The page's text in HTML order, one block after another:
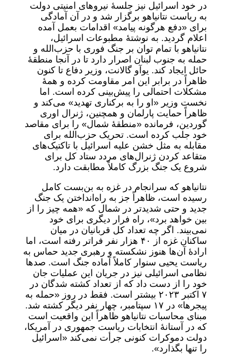
در خود اسرائیل نیز جلسۀ نیروهای امنیتی دولت
به ریاست نتانیاهو برگزار شد و در آن آمادگی
برای «دفع هرگونه پیامد» اقدامات بعمل آمده
اعلام گردید. به نوشتۀ مطبوعات اسرائیل،
نتانیاهو با تمام توان بر جنگ فوری با حزب‌الله و
حمله به جنوب لبنان اصرار دارد تا در آنجا منطقۀ
حائل ایجاد کند. یوآو گالانت، وزیر دفاع تا کنون
ظاهراً در برابر این امر مقاومت کرده و همۀ
مشکلات احتمالی را پیش‌بینی کرده است. اما
نخست وزیر «او را به برکناری تهدید» می‌کند و
ظاهراً حمایت پارلمان و همچنین، ژنرال اوری
گوردین، فرمانده «منطقۀ شمال» را برای مقاصد
خود جلب کرده است. تحریک حزب‌الله برای
مقابله به مثل خشن علیه اسرائیل با تاکتیک‌های
متقاعد کردن ژنرال‌های مردد ستاد کل برای
شروع یک جنگ بزرگ کاملاً مطابقت دارد.
نتانیاهو که سرانجام در غزه به بن‌بست کامل
رسیده است، ظاهراً جز به راه‌انداختن یک جنگ
جدید و حتی شدیدتر در شمال که «همه چیز را از
بین خواهد برد»، راه فرار دیگری برای خود
نمی‌بیند. اگر چه تعداد کل قربانیان در میان
ساکنان غزه از ۴٠ هزار نفر فراتر رفته است، اما
ارادۀ آن‌ها هنوز نشکسته و رهبری جدید حماس به
ریاست یحیی سنوار کاملاً آماده جنگ است. صدها
نظامی اسرائیلی نیز در جریان این عملیات جان
خود را از دست داد که از تعداد کشته شدگان در
٧ اکتبر ٢٠٢٣ بیشتر است. فقط در روز «حمله به
پیجرها» در ١٧ سپتامبر، چهار نفر دیگر کشته شد.
مبنای محاسبات نتانیاهو ظاهراً این واقعیت است
که در آستانۀ انتخابات ریاست جمهوری در آمریکا،
دولت دموکرات کنونی جرأت نمی‌کند «اسرائیل
را تنها بگذارد».